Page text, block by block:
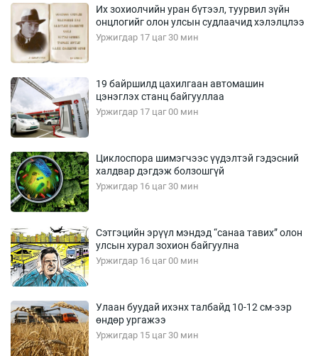
Их зохиолчийн уран бүтээл, туурвил зүйн
онцлогийг олон улсын судлаачид хэлэлцлээ
Уржигдар 17 цаг 30 мин
19 байршилд цахилгаан автомашин
цэнэглэх станц байгууллаа
Уржигдар 17 цаг 00 мин
Циклоспора шимэгчээс үүдэлтэй гэдэсний
халдвар дэгдэж болзошгүй
Уржигдар 16 цаг 30 мин
Сэтгэцийн эрүүл мэндэд “санаа тавих” олон
улсын хурал зохион байгуулна
Уржигдар 16 цаг 00 мин
Улаан буудай ихэнх талбайд 10-12 см-ээр
өндөр ургажээ
Уржигдар 15 цаг 30 мин